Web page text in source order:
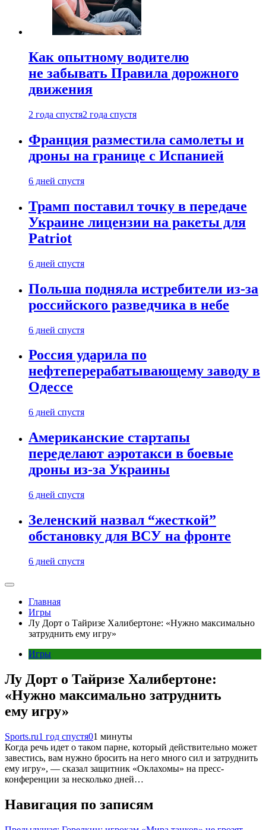
Как опытному водителю
не забывать Правила дорожного
движения
2 года спустя2 года спустя
Франция разместила самолеты и
дроны на границе с Испанией
6 дней спустя
Трамп поставил точку в передаче
Украине лицензии на ракеты для
Patriot
6 дней спустя
Польша подняла истребители из-за
российского разведчика в небе
6 дней спустя
Россия ударила по
нефтеперерабатывающему заводу в
Одессе
6 дней спустя
Американские стартапы
переделают аэротакси в боевые
дроны из-за Украины
6 дней спустя
Зеленский назвал “жесткой”
обстановку для ВСУ на фронте
6 дней спустя
Главная
Игры
Лу Дорт о Тайризе Халибертоне: «Нужно максимально
затруднить ему игру»
Игры
Лу Дорт о Тайризе Халибертоне:
«Нужно максимально затруднить
ему игру»
Sports.ru1 год спустя01 минуты
Когда речь идет о таком парне, который действительно может
завестись, вам нужно бросить на него много сил и затруднить
ему игру», — сказал защитник «Оклахомы» на пресс-
конференции за несколько дней…
Навигация по записям